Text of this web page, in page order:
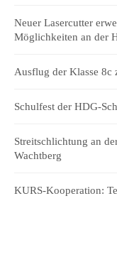
Neuer Lasercutter
Möglichkeiten an der
Ausflug der Klasse 8c
Schulfest der HDG-
Streitschlichtung an
Wachtberg
KURS-Kooperation: